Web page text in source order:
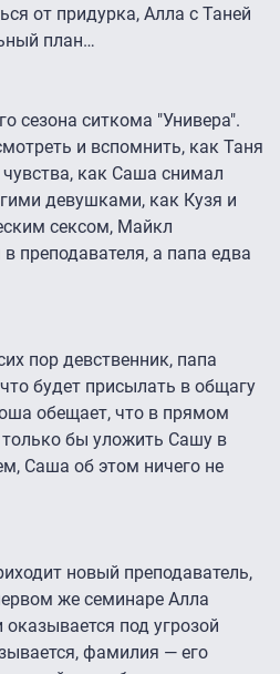
от придурка, Алла с Таней
план…
сезона ситкома "Универа".
и вспомнить, как Таня
как Саша снимал
девушками, как Кузя и
сексом, Майкл
преподавателя, а папа едва
пор девственник, папа
будет присылать в общагу
обещает, что в прямом
бы уложить Сашу в
Саша об этом ничего не
новый преподаватель,
же семинаре Алла
под угрозой
фамилия — его